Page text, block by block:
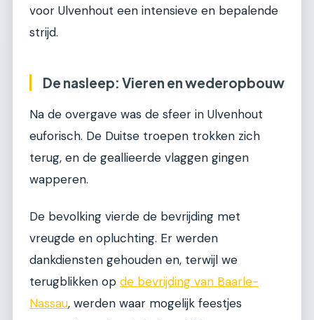
voor Ulvenhout een intensieve en bepalende
strijd.
De nasleep: Vieren en wederopbouw
Na de overgave was de sfeer in Ulvenhout
euforisch. De Duitse troepen trokken zich
terug, en de geallieerde vlaggen gingen
wapperen.
De bevolking vierde de bevrijding met
vreugde en opluchting. Er werden
dankdiensten gehouden en, terwijl we
terugblikken op de bevrijding van Baarle-
Nassau, werden waar mogelijk feestjes